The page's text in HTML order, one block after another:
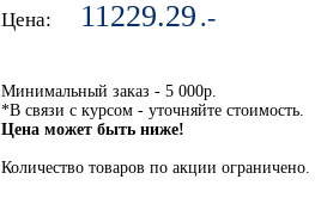
Цена: 11229.29 .-
Минимальный заказ - 5 000р.
*В связи с курсом - уточняйте стоимость.
Цена может быть ниже!
Количество товаров по акции ограничено.